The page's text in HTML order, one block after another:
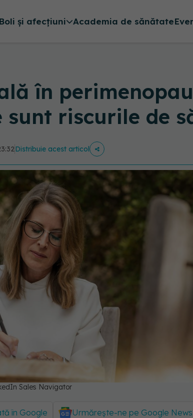
Boli și afecțiuni Academia de sănătate
în
sunt riscurile de
Distribuie acest articol
Sales Navigator
în Google Urmărește-ne pe Google News